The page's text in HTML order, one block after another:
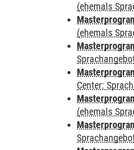
(ehemals
(ehemals
Center:
(ehemals